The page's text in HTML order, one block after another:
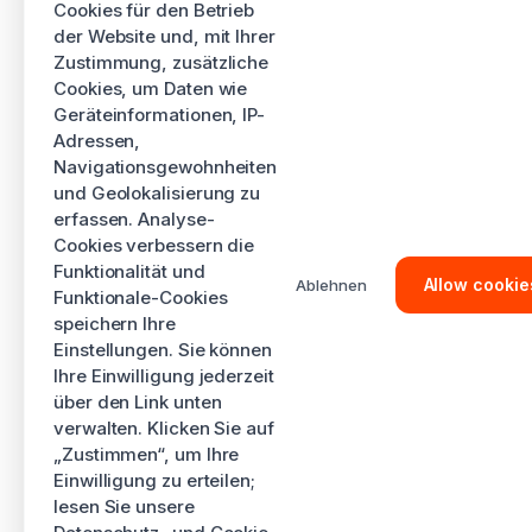
Cookies für den Betrieb
der Website und, mit Ihrer
Zustimmung, zusätzliche
Cookies, um Daten wie
Geräteinformationen, IP-
Adressen,
Navigationsgewohnheiten
und Geolokalisierung zu
erfassen. Analyse-
Cookies verbessern die
Funktionalität und
Funktionale-Cookies
speichern Ihre
Einstellungen. Sie können
Ihre Einwilligung jederzeit
über den Link unten
verwalten. Klicken Sie auf
„Zustimmen“, um Ihre
Einwilligung zu erteilen;
lesen Sie unsere
Ablehnen Allow